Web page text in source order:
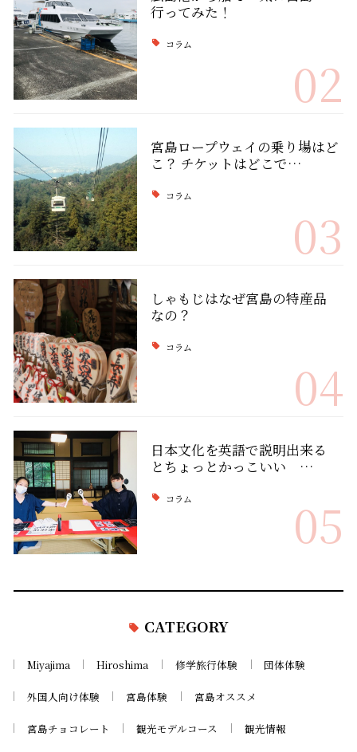
行ってみた！
コラム
02
宮島ロープウェイの乗り場はど
こ？ チケットはどこで…
コラム
03
しゃもじはなぜ宮島の特産品
なの？
コラム
04
日本文化を英語で説明出来る
とちょっとかっこいい …
コラム 05
CATEGORY
Miyajima Hiroshima 修学旅行体験 団体体験
外国人向け体験 宮島体験 宮島オススメ
宮島チョコレート 観光モデルコース 観光情報